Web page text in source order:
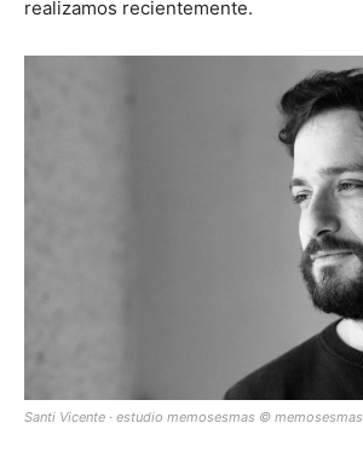
realizamos recientemente.
Santi Vicente · estudio memosesmas © memosesmas